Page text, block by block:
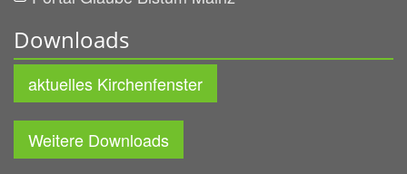
Downloads
aktuelles Kirchenfenster
Weitere Downloads